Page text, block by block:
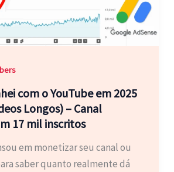
com o YouTube em 2025
Longos) – Canal
17 mil inscritos
em monetizar seu canal ou
saber quanto realmente dá